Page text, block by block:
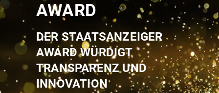
AWARD
DER STAATSANZEIGER
AWARD WÜRDIGT
TRANSPARENZ UND
INNOVATION